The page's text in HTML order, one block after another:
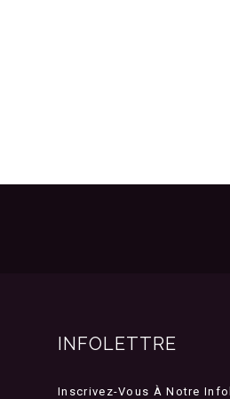
INFOLETTRE
Inscrivez-Vous À Notre